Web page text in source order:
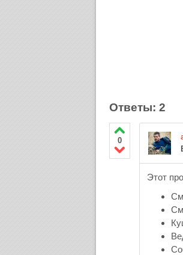
Ответы: 2
0
Этот